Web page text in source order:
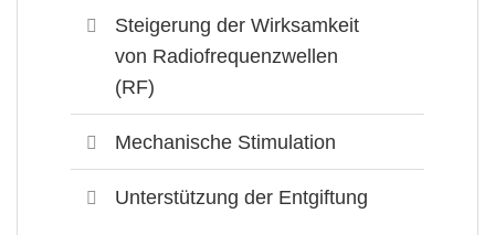
Steigerung der Wirksamkeit
von Radiofrequenzwellen
(RF)
Mechanische Stimulation
Unterstützung der Entgiftung